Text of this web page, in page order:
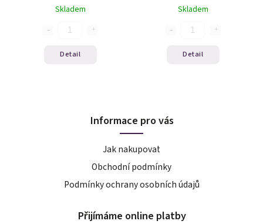
Skladem
Detail
Skladem
Detail
Informace pro vás
Jak nakupovat
Obchodní podmínky
Podmínky ochrany osobních údajů
Přijímáme online platby